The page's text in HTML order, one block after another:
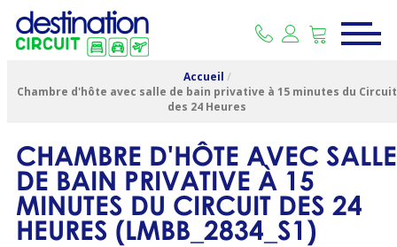
Accueil /
Chambre d'hôte avec salle de bain privative à 15 minutes du Circuit
des 24 Heures
CHAMBRE D'HÔTE AVEC SALLE
DE BAIN PRIVATIVE À 15
MINUTES DU CIRCUIT DES 24
HEURES (LMBB_2834_S1)